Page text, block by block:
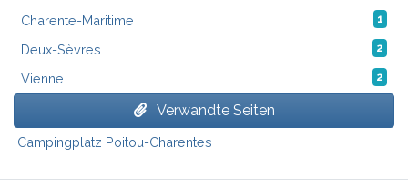
Charente-Maritime 1
Deux-Sèvres 2
Vienne 2
Verwandte Seiten
Campingplatz Poitou-Charentes